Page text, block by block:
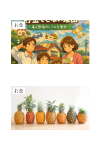
お金
お金